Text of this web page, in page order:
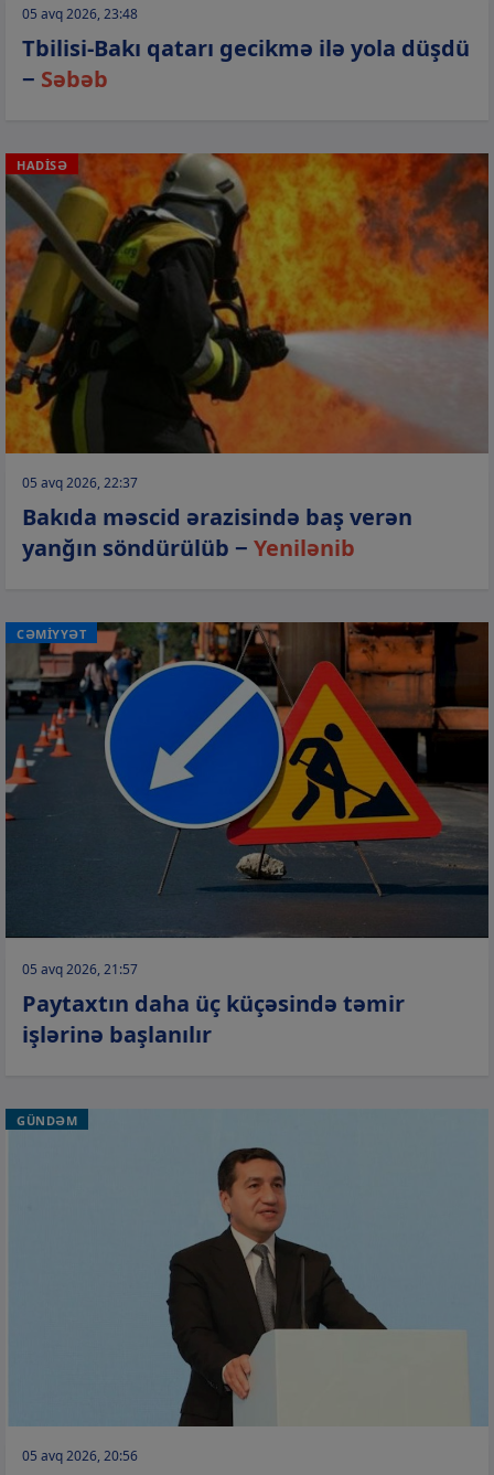
05 avq 2026, 23:48
Tbilisi-Bakı qatarı gecikmə ilə yola düşdü
− Səbəb
HADİSƏ
05 avq 2026, 22:37
Bakıda məscid ərazisində baş verən
yanğın söndürülüb − Yenilənib
CƏMİYYƏT
05 avq 2026, 21:57
Paytaxtın daha üç küçəsində təmir
işlərinə başlanılır
GÜNDƏM
05 avq 2026, 20:56